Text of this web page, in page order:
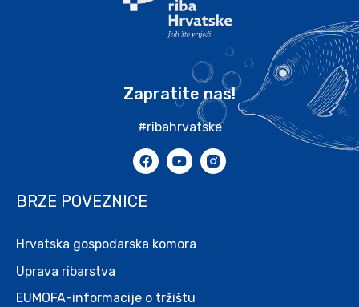
Zapratite nas!
#ribahrvatske
BRZE POVEZNICE
Hrvatska gospodarska komora
Uprava ribarstva
EUMOFA-informacije o tržištu